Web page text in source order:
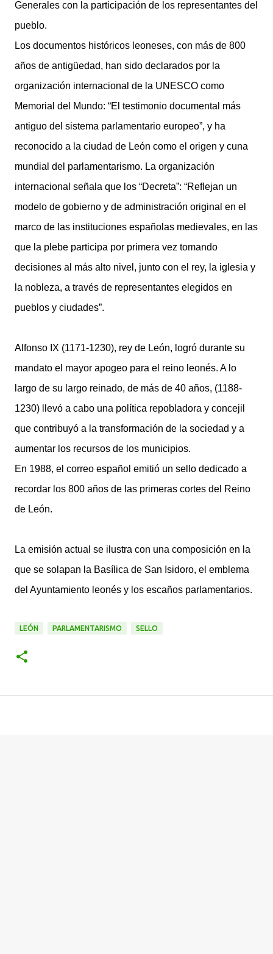
Generales con la participación de los representantes del
pueblo.
Los documentos históricos leoneses, con más de 800
años de antigüedad, han sido declarados por la
organización internacional de la UNESCO como
Memorial del Mundo: “El testimonio documental más
antiguo del sistema parlamentario europeo”, y ha
reconocido a la ciudad de León como el origen y cuna
mundial del parlamentarismo. La organización
internacional señala que los “Decreta”: “Reflejan un
modelo de gobierno y de administración original en el
marco de las instituciones españolas medievales, en las
que la plebe participa por primera vez tomando
decisiones al más alto nivel, junto con el rey, la iglesia y
la nobleza, a través de representantes elegidos en
pueblos y ciudades”.
Alfonso IX (1171-1230), rey de León, logró durante su
mandato el mayor apogeo para el reino leonés. A lo
largo de su largo reinado, de más de 40 años, (1188-
1230) llevó a cabo una política repobladora y concejil
que contribuyó a la transformación de la sociedad y a
aumentar los recursos de los municipios.
En 1988, el correo español emitió un sello dedicado a
recordar los 800 años de las primeras cortes del Reino
de León.
La emisión actual se ilustra con una composición en la
que se solapan la Basílica de San Isidoro, el emblema
del Ayuntamiento leonés y los escaños parlamentarios.
LEÓN PARLAMENTARISMO SELLO